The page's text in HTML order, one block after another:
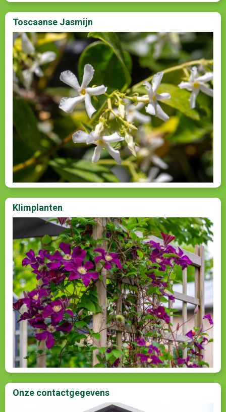
Toscaanse Jasmijn
Klimplanten
Onze contactgegevens